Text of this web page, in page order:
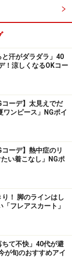
ブラウスを合わ
ます。
ドしても◎ 出
ームスリーブブ
ルVネックベス
シーズンも引き
っぽい着こなし
りしているた
デとは一味違っ
に仕上がってい
ブラウス。売り
ね！
と汗がダラダラ」40
！涼しくなるOKコー
コーデ】太見えでだ
ワンピース」NGポイ
コーデ】熱中症のリ
い着こなし」NGポ
り！ 脚のラインはし
フレアスカート」
ちて不快」40代が避
が旬のおすすめアイ